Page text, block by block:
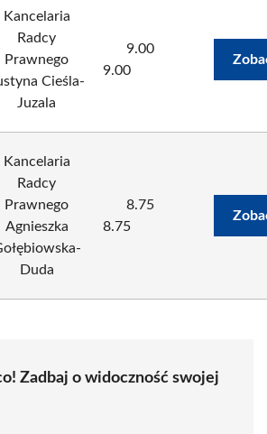
Kancelaria
Radcy
Prawnego
Cieśla-
Juzala
9.00
9.00
Kancelaria
Radcy
Prawnego
Agnieszka
Duda
8.75
8.75
Zadbaj o widoczność swojej